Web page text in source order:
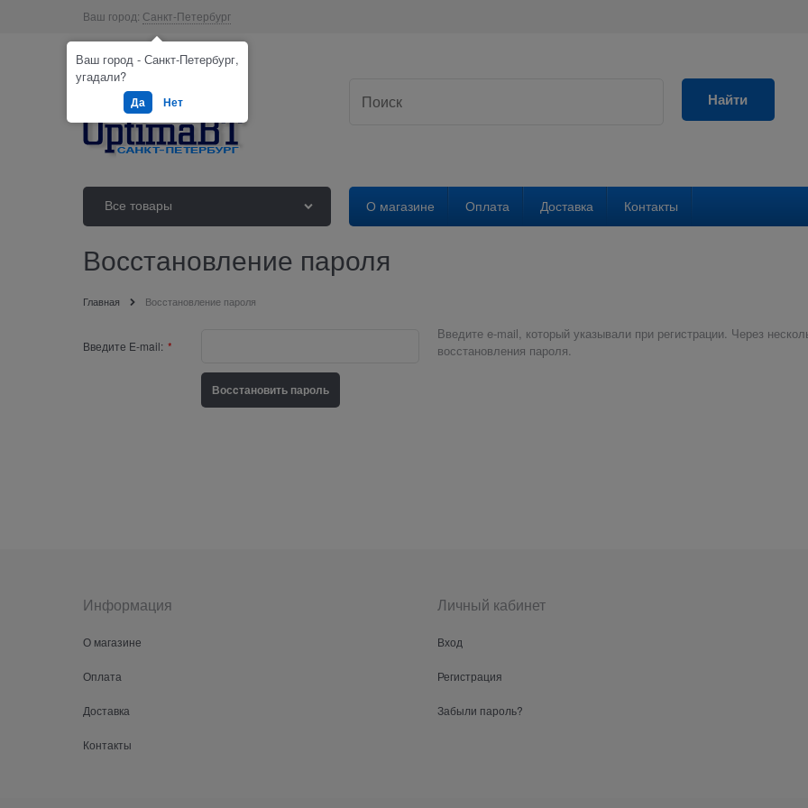
Ваш город: Санкт-Петербург
Найти
Все товары О магазине Оплата Доставка Контакты
Восстановление пароля
Главная Восстановление пароля
Введите E-mail:
Введите e-mail, который указывали при регистрации. Через
восстановления пароля.
Информация
О магазине
Оплата
Доставка
Контакты
Личный кабинет
Вход
Регистрация
Забыли пароль?
Ваш город - Санкт-Петербург,
угадали?
Да Нет